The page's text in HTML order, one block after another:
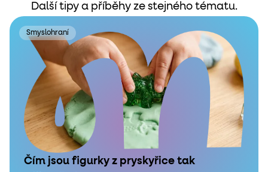
Další tipy a příběhy ze stejného tématu.
Smyslohraní
Čím jsou figurky z pryskyřice tak